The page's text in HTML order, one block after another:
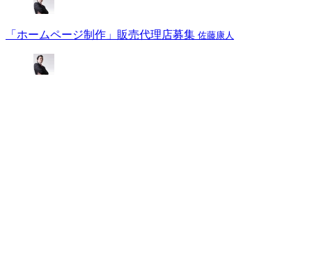
「ホームページ制作」販売代理店募集 佐藤康人